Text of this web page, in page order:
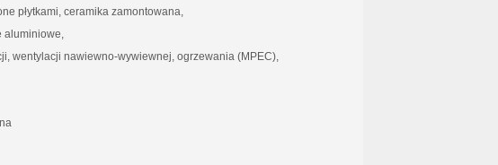
płytkami, ceramika zamontowana,
aluminiowe,
wentylacji nawiewno-wywiewnej, ogrzewania (MPEC),